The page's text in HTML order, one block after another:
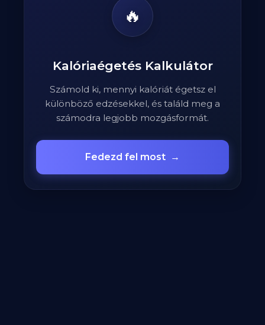
🔥
Kalóriaégetés Kalkulátor
Számold ki, mennyi kalóriát égetsz el
különböző edzésekkel, és találd meg a
számodra legjobb mozgásformát.
Fedezd fel most →